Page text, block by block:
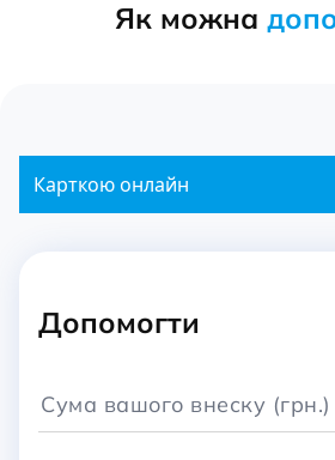
Як можна
Карткою онлайн
Допомогти